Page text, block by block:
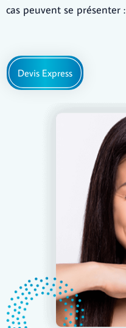
cas peuvent se présenter :
Devis Express